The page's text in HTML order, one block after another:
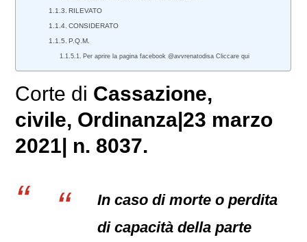
RILEVATO
CONSIDERATO
P.Q.M.
Per aprire la pagina facebook @avvrenatodisa Cliccare qui
Corte di Cassazione,
civile, Ordinanza|23 marzo
2021| n. 8037.
In caso di morte o perdita
di capacità della parte